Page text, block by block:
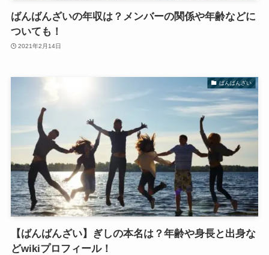
ばんばんざいの年収は？メンバーの関係や年齢などに
ついても！
2021年2月14日
ばんばんざい
【ばんばんざい】ぎしの本名は？年齢や身長と出身な
どwikiプロフィール！